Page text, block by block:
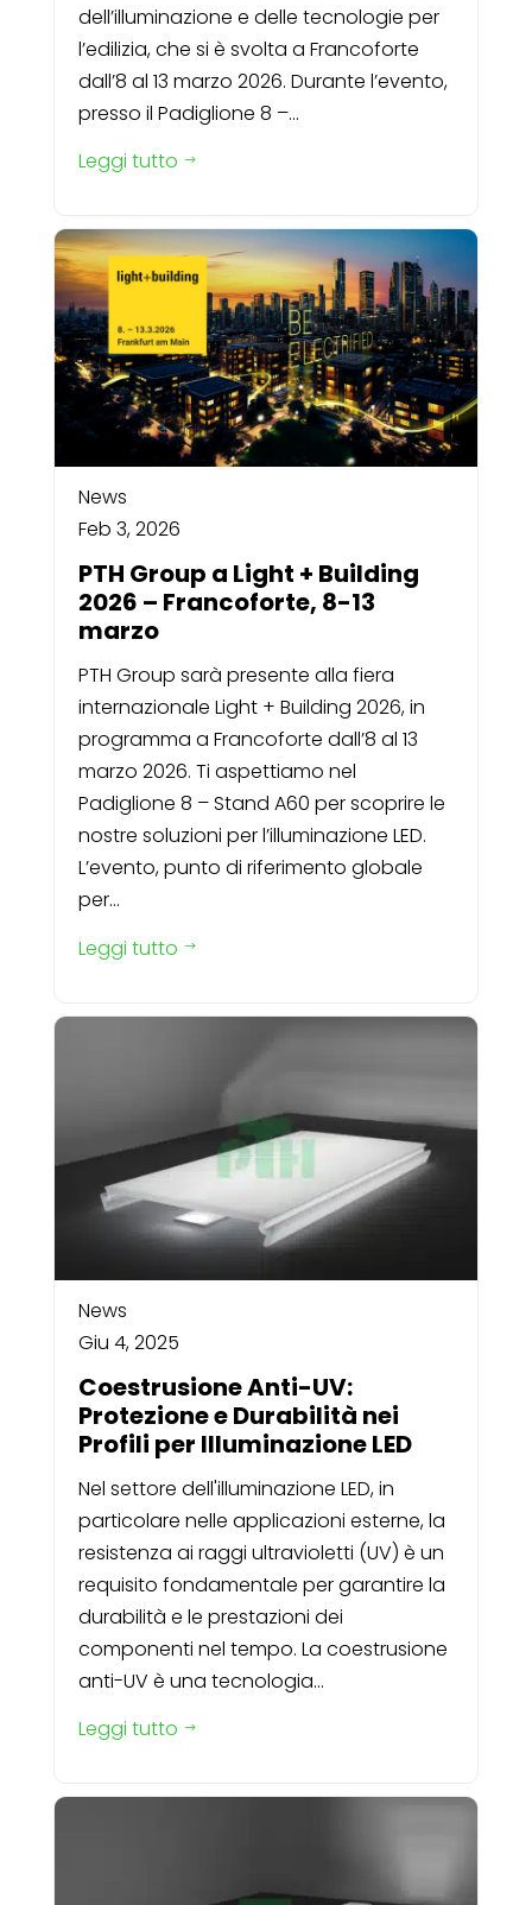
dell’illuminazione e delle tecnologie per
l’edilizia, che si è svolta a Francoforte
dall’8 al 13 marzo 2026. Durante l’evento,
presso il Padiglione 8 –...
Leggi tutto $
News
Feb 3, 2026
PTH Group a Light + Building
2026 – Francoforte, 8-13
marzo
PTH Group sarà presente alla fiera
internazionale Light + Building 2026, in
programma a Francoforte dall’8 al 13
marzo 2026. Ti aspettiamo nel
Padiglione 8 – Stand A60 per scoprire le
nostre soluzioni per l’illuminazione LED.
L’evento, punto di riferimento globale
per...
Leggi tutto $
News
Giu 4, 2025
Coestrusione Anti-UV:
Protezione e Durabilità nei
Profili per Illuminazione LED
Nel settore dell'illuminazione LED, in
particolare nelle applicazioni esterne, la
resistenza ai raggi ultravioletti (UV) è un
requisito fondamentale per garantire la
durabilità e le prestazioni dei
componenti nel tempo. La coestrusione
anti-UV è una tecnologia...
Leggi tutto $